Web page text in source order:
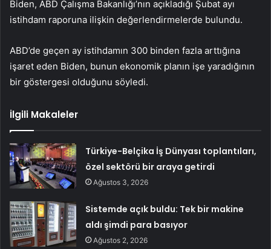
Biden, ABD Çalışma Bakanlığı’nın açıkladığı Şubat ayı
istihdam raporuna ilişkin değerlendirmelerde bulundu.
ABD’de geçen ay istihdamın 300 binden fazla arttığına
işaret eden Biden, bunun ekonomik planın işe yaradığının
bir göstergesi olduğunu söyledi.
İlgili Makaleler
Türkiye-Belçika İş Dünyası toplantıları,
özel sektörü bir araya getirdi
Ağustos 3, 2026
Sistemde açık buldu: Tek bir makine
aldı şimdi para basıyor
Ağustos 2, 2026